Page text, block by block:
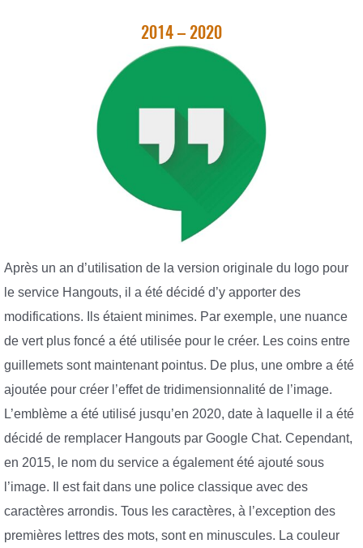
2014 – 2020
Après un an d’utilisation de la version originale du logo pour
le service Hangouts, il a été décidé d’y apporter des
modifications. Ils étaient minimes. Par exemple, une nuance
de vert plus foncé a été utilisée pour le créer. Les coins entre
guillemets sont maintenant pointus. De plus, une ombre a été
ajoutée pour créer l’effet de tridimensionnalité de l’image.
L’emblème a été utilisé jusqu’en 2020, date à laquelle il a été
décidé de remplacer Hangouts par Google Chat. Cependant,
en 2015, le nom du service a également été ajouté sous
l’image. Il est fait dans une police classique avec des
caractères arrondis. Tous les caractères, à l’exception des
premières lettres des mots, sont en minuscules. La couleur